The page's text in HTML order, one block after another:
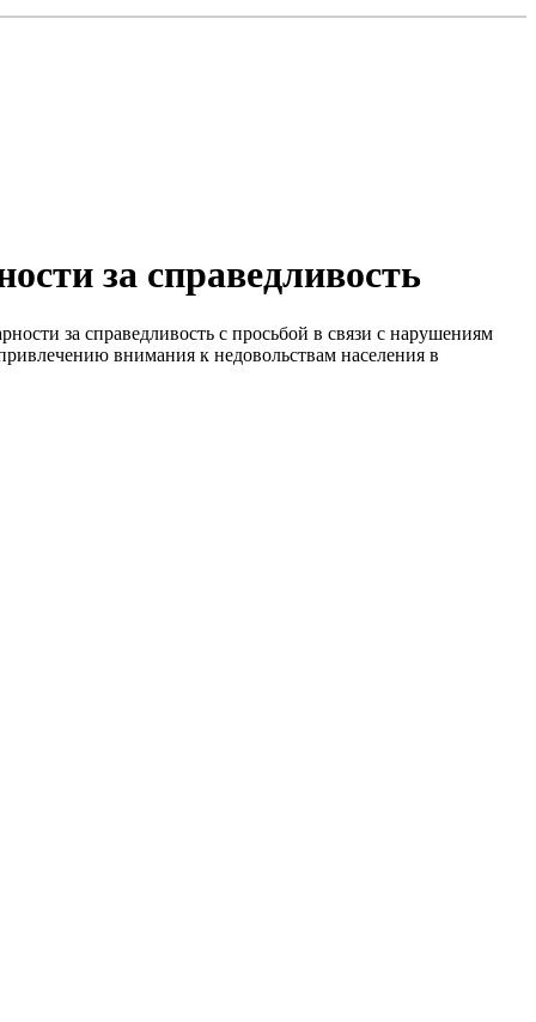
за справедливость
за справедливость с просьбой в связи с нарушениям
внимания к недовольствам населения в